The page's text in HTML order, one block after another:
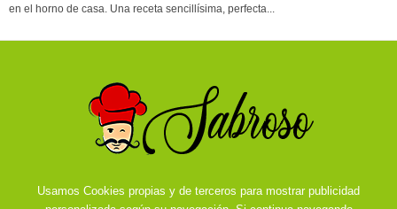
en el horno de casa. Una receta sencillísima, perfecta...
Usamos Cookies propias y de terceros para mostrar publicidad